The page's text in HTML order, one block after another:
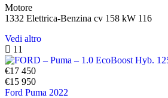
Motore
1332 Elettrica-Benzina cv 158 kW 116
Vedi altro
11
€17 450
€15 950
Ford Puma 2022